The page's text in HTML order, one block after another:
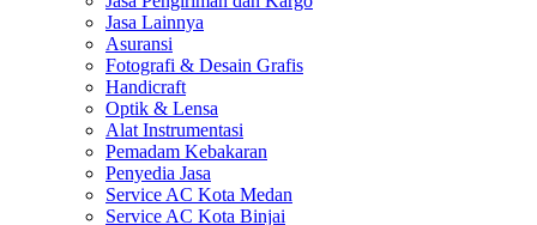
Jasa Lainnya
Asuransi
Fotografi & Desain Grafis
Handicraft
Optik & Lensa
Alat Instrumentasi
Pemadam Kebakaran
Penyedia Jasa
Service AC Kota Medan
Service AC Kota Binjai